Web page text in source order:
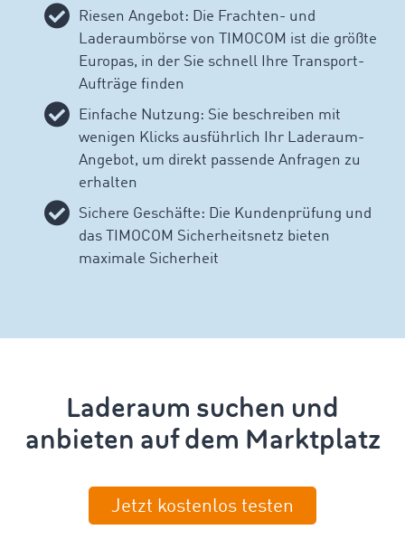
Riesen Angebot: Die Frachten- und
Laderaumbörse von TIMOCOM ist die größte
Europas, in der Sie schnell Ihre Transport-
Aufträge finden
Einfache Nutzung: Sie beschreiben mit
wenigen Klicks ausführlich Ihr Laderaum-
Angebot, um direkt passende Anfragen zu
erhalten
Sichere Geschäfte: Die Kundenprüfung und
das TIMOCOM Sicherheitsnetz bieten
maximale Sicherheit
Laderaum suchen und
anbieten auf dem Marktplatz
Jetzt kostenlos testen